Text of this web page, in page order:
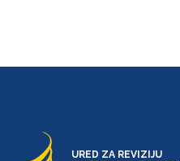
URED ZA REVIZIJU